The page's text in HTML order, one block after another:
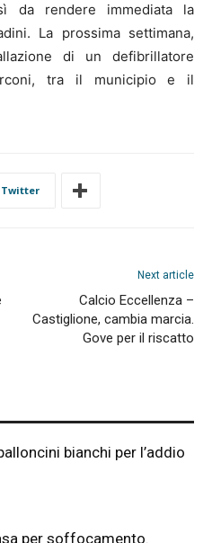
da rendere immediata la
La prossima settimana,
di un defibrillatore
tra il municipio e il
Twitter
Next article
Calcio Eccellenza –
Castiglione, cambia marcia.
Gove per il riscatto
bianchi per l’addio
per soffocamento.